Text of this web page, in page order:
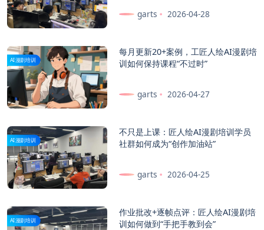
garts 2026-04-28
AI漫剧培训
每月更新20+案例，工匠人绘AI漫剧培
训如何保持课程“不过时”
garts 2026-04-27
AI漫剧培训
不只是上课：匠人绘AI漫剧培训学员
社群如何成为“创作加油站”
garts 2026-04-25
AI漫剧培训
作业批改+逐帧点评：匠人绘AI漫剧培
训如何做到“手把手教到会”